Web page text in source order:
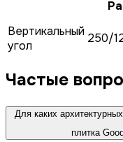
Вертикальный
угол
250/
Частые
Для каких
плитка